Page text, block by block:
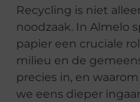
Recycling is niet
noodzaak. In Almelo
papier een cruciale
milieu en de
precies in, en
we eens dieper